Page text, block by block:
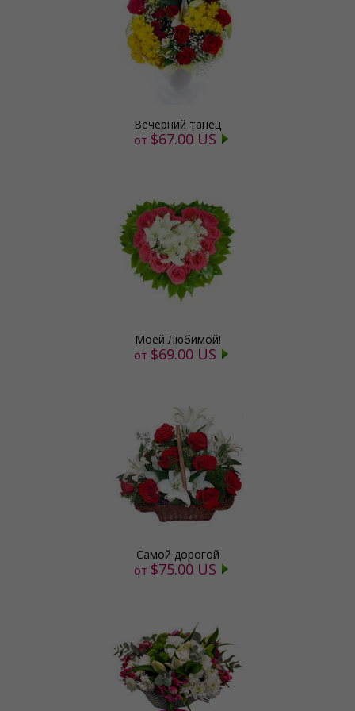
Вечерний танец
от $67.00 US
Моей Любимой!
от $69.00 US
Самой дорогой
от $75.00 US